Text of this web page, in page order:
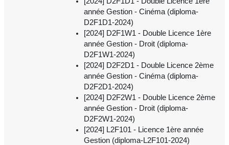
année Gestion - Cinéma (diploma-
D2F1D1-2024)
[2024] D2F1W1 - Double Licence 1ère
année Gestion - Droit (diploma-
D2F1W1-2024)
[2024] D2F2D1 - Double Licence 2ème
année Gestion - Cinéma (diploma-
D2F2D1-2024)
[2024] D2F2W1 - Double Licence 2ème
année Gestion - Droit (diploma-
D2F2W1-2024)
[2024] L2F101 - Licence 1ère année
Gestion (diploma-L2F101-2024)